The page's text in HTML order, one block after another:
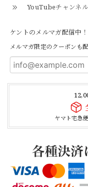
YouTubeチャンネル
ケントのメルマガ配信中！
メルマガ限定のクーポンも
ヤマト宅急
BLACK
2026/04/
NAVY
2026/
⑥サイズ
2026/04/